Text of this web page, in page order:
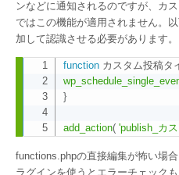
ンなどに通知されるのですが、カ
ではこの機能が適用されません。
加して認識させる必要があります。
function カスタム投稿タ
}
add_action( 'publish_カ
functions.phpの直接編集が怖い場合
ラグインを使うとエラーチェック